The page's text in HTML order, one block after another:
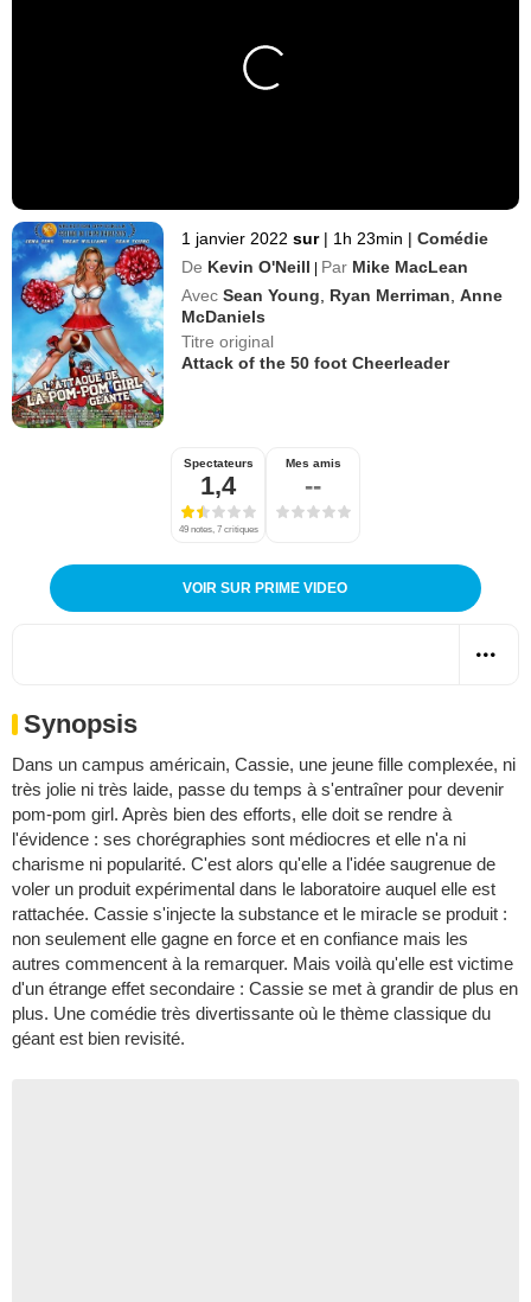
1 janvier 2022 sur | 1h 23min | Comédie
De Kevin O'Neill | Par Mike MacLean
Avec Sean Young Ryan Merriman ,Anne
McDaniels
Titre original
Attack of the 50 foot Cheerleader
Spectateurs
1,4
49 notes, 7 critiques
Mes amis
--
VOIR SUR PRIME VIDEO
Synopsis
Dans un campus américain, Cassie, une jeune fille complexée, ni
très jolie ni très laide, passe du temps à s'entraîner pour devenir
pom-pom girl. Après bien des efforts, elle doit se rendre à
l'évidence : ses chorégraphies sont médiocres et elle n'a ni
charisme ni popularité. C'est alors qu'elle a l'idée saugrenue de
voler un produit expérimental dans le laboratoire auquel elle est
rattachée. Cassie s'injecte la substance et le miracle se produit :
non seulement elle gagne en force et en confiance mais les
autres commencent à la remarquer. Mais voilà qu'elle est victime
d'un étrange effet secondaire : Cassie se met à grandir de plus en
plus. Une comédie très divertissante où le thème classique du
géant est bien revisité.